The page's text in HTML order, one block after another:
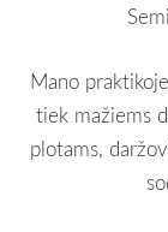
Mano
tiek mažiems
plotams,